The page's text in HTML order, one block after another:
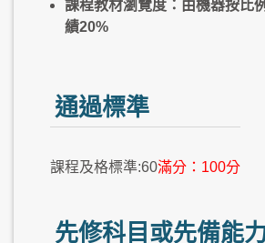
課程教材瀏覽度：由機器按比
績20%
通過標準
課程及格標準:60滿分：100分
先修科目或先備能